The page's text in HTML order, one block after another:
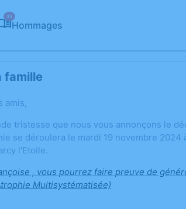
33
Hommages
famille
amis,
tristesse que nous vous annonçons le
se déroulera le mardi 19 novembre
l'Etoile.
, vous pourrez faire preuve de
Multisystématisée)